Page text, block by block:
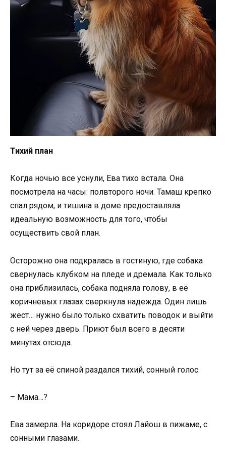
Тихий план
Когда ночью все уснули, Ева тихо встала. Она
посмотрела на часы: полвторого ночи. Тамаш крепко
спал рядом, и тишина в доме предоставляла
идеальную возможность для того, чтобы
осуществить свой план.
Осторожно она подкралась в гостиную, где собака
свернулась клубком на пледе и дремала. Как только
она приблизилась, собака подняла голову, в её
коричневых глазах сверкнула надежда. Один лишь
жест… нужно было только схватить поводок и выйти
с ней через дверь. Приют был всего в десяти
минутах отсюда.
Но тут за её спиной раздался тихий, сонный голос.
– Мама…?
Ева замерла. На коридоре стоял Лайош в пижаме, с
сонными глазами.